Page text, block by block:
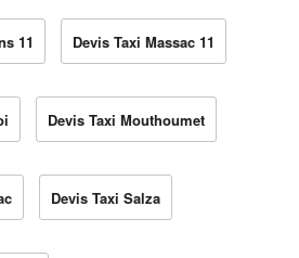
11 Devis Taxi Massac 11
Devis Taxi Mouthoumet
Devis Taxi Salza